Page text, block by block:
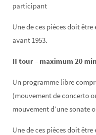
participant
Une de ces pièces doit
avant 1953.
II tour – maximum 20
Un programme libre
(mouvement de concerto
mouvement d’une sonate
Une de ces pièces doit